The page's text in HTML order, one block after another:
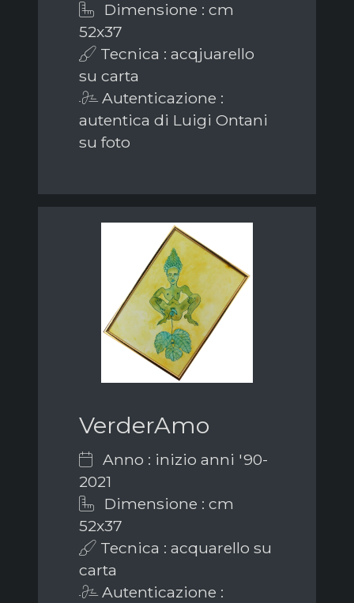
Dimensione : cm
52x37
Tecnica : acqjuarello
su carta
Autenticazione :
autentica di Luigi Ontani
su foto
VerderAmo
Anno : inizio anni '90-
2021
Dimensione : cm
52x37
Tecnica : acquarello su
carta
Autenticazione :